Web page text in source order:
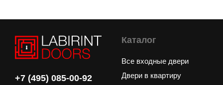
+7 (495) 085-00-92
Каталог
Все входные двери
Двери в квартиру